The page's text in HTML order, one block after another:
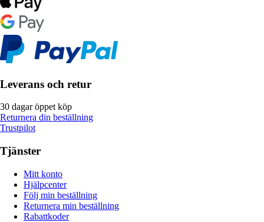
Leverans och retur
30 dagar öppet köp
Returnera din beställning
Trustpilot
Tjänster
Mitt konto
Hjälpcenter
Följ min beställning
Returnera min beställning
Rabattkoder